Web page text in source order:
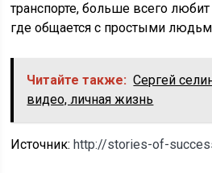
транспорте, больше всего
где общается с простыми
Читайте также: Сергей
видео, личная жизнь
Источник:http://stories-of-